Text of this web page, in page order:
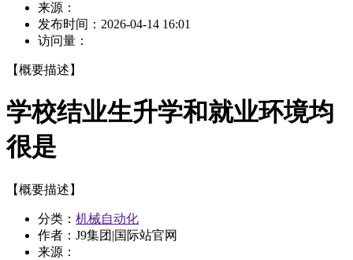
来源：
发布时间： 2026-04-14 16:01
访问量：
【概要描述】
学校结业生升学和就业环境均
很是
【概要描述】
分类： 机械自动化
作者：J9集团|国际站官网
来源：